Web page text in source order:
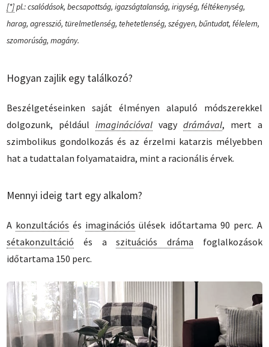
[*]pl.:csalódások, becsapottság, igazságtalanság, irigység, féltékenység,
harag, agresszió, türelmetlenség, tehetetlenség, szégyen, bűntudat, félelem,
szomorúság, magány.
Hogyan zajlik egy találkozó?
Beszélgetéseinken saját élményen alapuló módszerekkel
dolgozunk, példáulimaginációval vagy drámával, mert a
szimbolikus gondolkozás és az érzelmi katarzis mélyebben
hat a tudattalan folyamataidra, mint a racionális érvek.
Mennyi ideig tart egy alkalom?
A konzultációs és imaginációs ülések időtartama 90 perc. A
sétakonzultáció és aszituációs dráma foglalkozások
időtartama 150 perc.